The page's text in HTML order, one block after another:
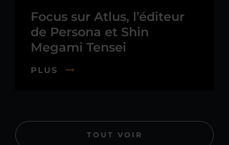
Focus sur Atlus, l’éditeur
de Persona et Shin
Megami Tensei
PLUS
TOUT VOIR